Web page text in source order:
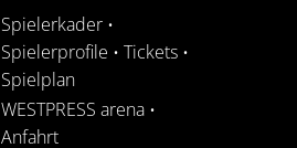
Spielerkader •
Spielerprofile • Tickets •
Spielplan
WESTPRESS arena •
Anfahrt